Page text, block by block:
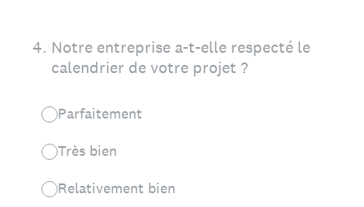
4. Notre entreprise a-t-elle respecté le
calendrier de votre projet ?
Parfaitement
Très bien
Relativement bien